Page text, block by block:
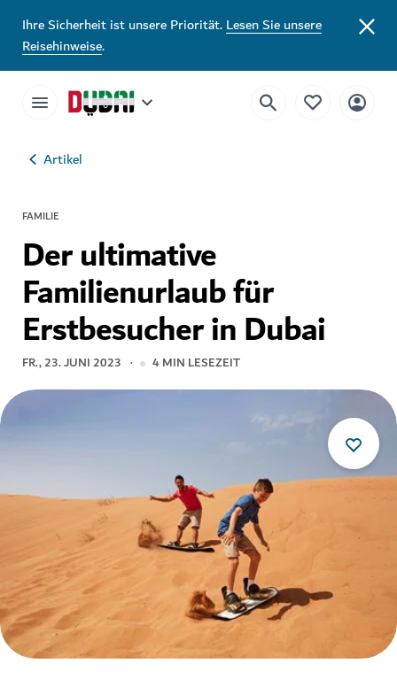
Ihre Sicherheit ist unsere Priorität.Lesen Sie unsere
Reisehinweise.
Artikel
FAMILIE
Der ultimative
Familienurlaub für
Erstbesucher in Dubai
FR., 23. JUNI 2023 4MIN LESEZEIT